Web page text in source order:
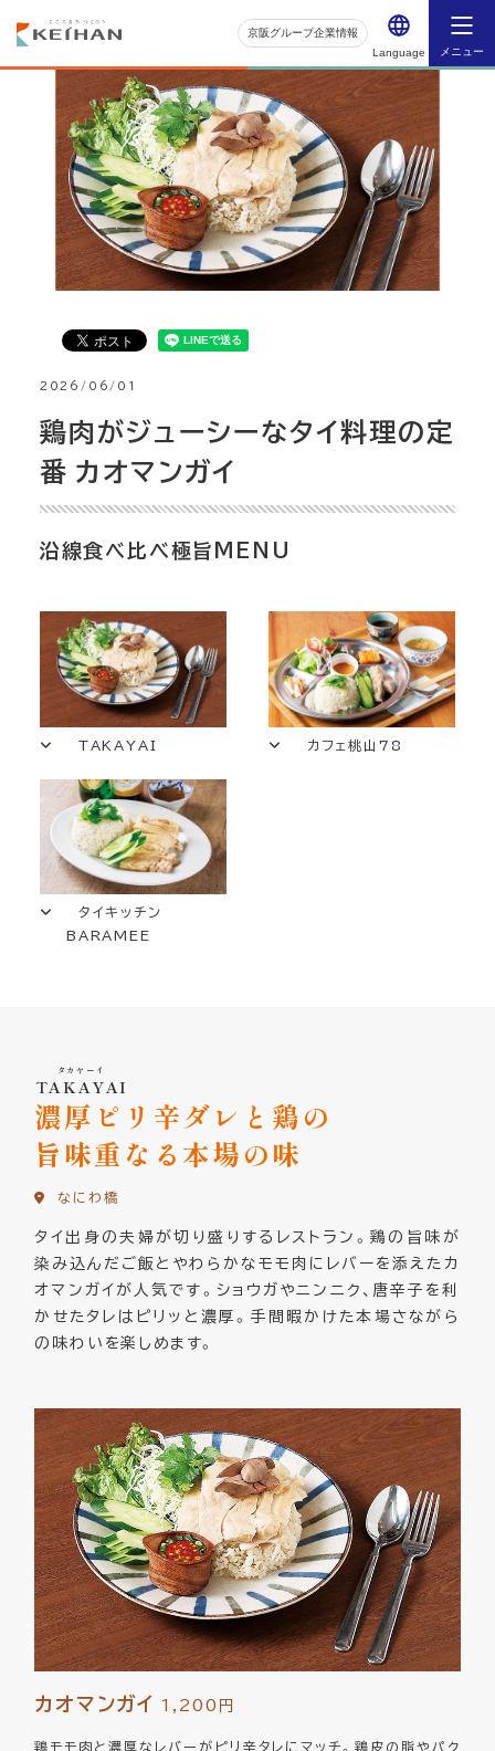
Language メニュー
京阪グループ企業情報
2026/06/01
鶏肉がジューシーなタイ料理の定
番 カオマンガイ
沿線食べ比べ極旨MENU
TAKAYAI カフェ桃山78
タイキッチン
BARAMEE
TAKAYAI
タカヤーイ
濃厚ピリ辛ダレと鶏の
旨味重なる本場の味
なにわ橋
タイ出身の夫婦が切り盛りするレストラン。鶏の旨味が
染み込んだご飯とやわらかなモモ肉にレバーを添えたカ
オマンガイが人気です。ショウガやニンニク、唐辛子を利
かせたタレはピリッと濃厚。手間暇かけた本場さながら
の味わいを楽しめます。
カオマンガイ 1,200円